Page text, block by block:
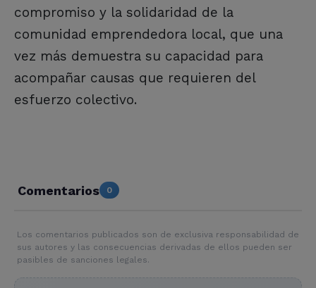
compromiso y la solidaridad de la
comunidad emprendedora local, que una
vez más demuestra su capacidad para
acompañar causas que requieren del
esfuerzo colectivo.
Comentarios 0
Los comentarios publicados son de exclusiva responsabilidad de
sus autores y las consecuencias derivadas de ellos pueden ser
pasibles de sanciones legales.